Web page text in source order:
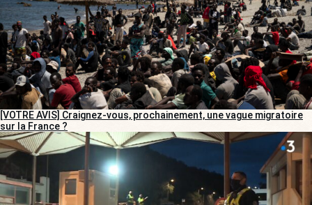
[VOTRE AVIS] Craignez-vous, prochainement, une vague migratoire
sur la France ?